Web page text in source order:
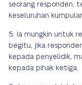
seorang responden,
keseluruhan
Ia mungkin untuk
begitu, jika
kepada penyelidik,
kepada pihak ketiga.